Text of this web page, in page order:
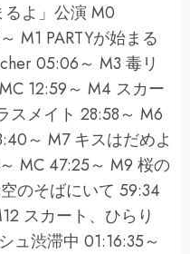
るよ」公演 M0
M1 PARTYが始まる
05:06～ M3 毒リ
12:59～ M4 スカー
スメイト 28:58～ M6
～ M7 キスはだめよ
MC 47:25～ M9 桜の
のそばにいて 59:34
スカート、ひらり
ュ渋滞中 01:16:35～